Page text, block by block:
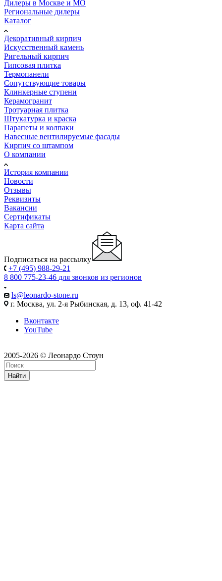
Дилеры в Москве и МО
Региональные дилеры
Каталог
Декоративный кирпич
Искусственный камень
Ригельный кирпич
Гипсовая плитка
Термопанели
Сопутствующие товары
Клинкерные ступени
Керамогранит
Тротуарная плитка
Штукатурка и краска
Парапеты и колпаки
Навесные вентилируемые фасады
Кирпич со штампом
О компании
История компании
Новости
Отзывы
Реквизиты
Вакансии
Сертификаты
Карта сайта
Подписаться на рассылку
+7 (495) 988-29-21
8 800 775-23-46 для звонков из регионов
ls@leonardo-stone.ru
г. Москва, ул. 2-я Рыбинская, д. 13, оф. 41-42
Вконтакте
YouTube
2005-2026 © Леонардо Стоун
Найти